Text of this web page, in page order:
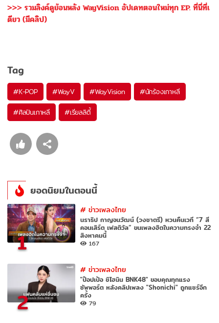
>>> รวมลิงค์ดูย้อนหลัง WayVision อัปเดทตอนใหม่ทุก EP. ที่นี่ที่เ
ดียว (มีคลิป)
Tag
#K-POP #WayV #WayVision #นักร้องเกาหลี
#ศิลปินเกาหลี #เรียลลิตี้
ยอดนิยมในตอนนี้
1
#ข่าวเพลงไทย
นราธิป กาญจนวัฒน์ (วงชาตรี) หวนคืนเวที “7 สี
คอนเสิร์ต เฟสติวัล” ขนเพลงฮิตในความทรงจำ 22
สิงหาคมนี้
167
2
#ข่าวเพลงไทย
"ป๊อปเป้อ ชิไฮนิน BNK48" ขอบคุณทุกแรง
ซัพพอร์ต หลังคลิปเพลง "Shonichi" ถูกแชร์อีก
ครั้ง
79